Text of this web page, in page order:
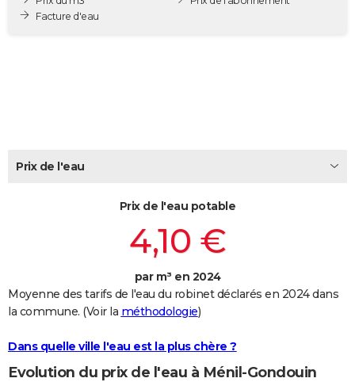
Destinations
City break
Voyage nature
Voyage de noces
Forum
Climat
PHOTO
Bricolage
Lifestyle
Culture
Sport
Auto
Television
Voyage
Cinema
Facture d'eau
Prix de l'eau
Prix de l'eau potable
4,10 €
par m³ en 2024
Moyenne des tarifs de l'eau du robinet déclarés en 2024 dans
la commune. (Voir la méthodologie)
Dans quelle ville l'eau est la plus chère ?
Evolution du prix de l'eau à Ménil-Gondouin